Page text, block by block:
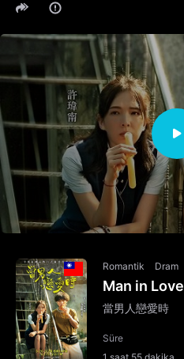
Romantik Dram
Man in Love
當男人戀愛時
Süre